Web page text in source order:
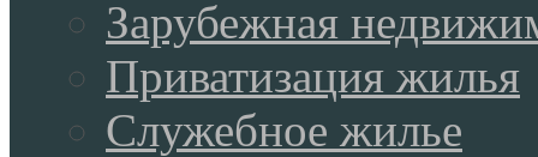
Зарубежная
Приватизация жилья
Служебное жилье